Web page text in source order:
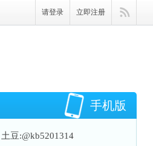
请登录 立即注册
手机版
土豆:@kb5201314